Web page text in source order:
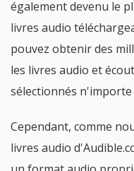
également devenu le
livres audio
pouvez obtenir des
les livres audio et
sélectionnés
Cependant, comme
livres audio